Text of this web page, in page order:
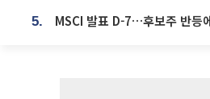
5. MSCI 발표 D-7…후보주 반등